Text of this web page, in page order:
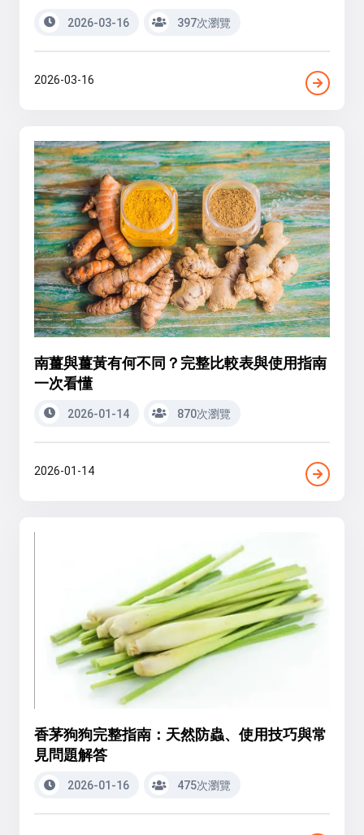
2026-03-16 397次瀏覽
2026-03-16
南薑與薑黃有何不同？完整比較表與使用指南
一次看懂
2026-01-14 870次瀏覽
2026-01-14
香茅狗狗完整指南：天然防蟲、使用技巧與常
見問題解答
2026-01-16 475次瀏覽